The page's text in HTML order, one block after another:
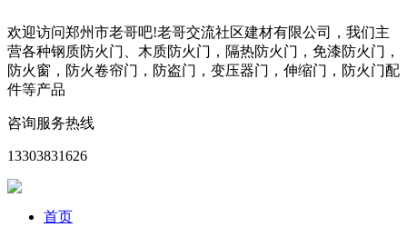
欢迎访问郑州市老哥吧!老哥交流社区建材有限公司，我们主
营各种钢质防火门、木质防火门，隔热防火门，免漆防火门，
防火窗，防火卷帘门，防盗门，变压器门，伸缩门，防火门配
件等产品
咨询服务热线
13303831626
首页